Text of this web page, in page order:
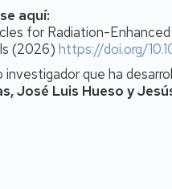
aquí:
for Radiation-
(2026) https://doi.org/
que ha
José Luis Hueso y